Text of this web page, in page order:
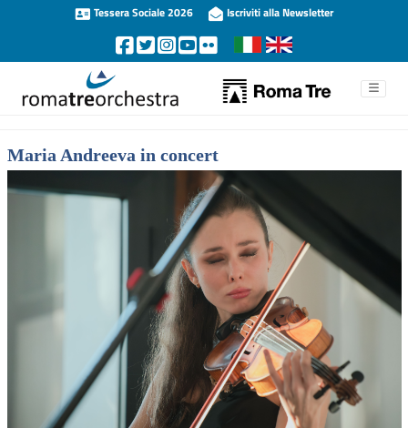
Tessera Sociale 2026 Iscriviti alla Newsletter
Maria Andreeva in concert